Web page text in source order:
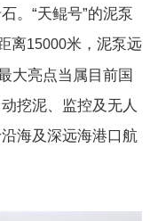
。“天鲲号”的泥泵
离15000米，泥泵远
大亮点当属目前国
挖泥、监控及无人
海及深远海港口航